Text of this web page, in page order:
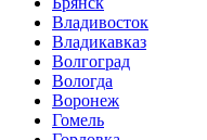
Владивосток
Владикавказ
Волгоград
Вологда
Воронеж
Гомель